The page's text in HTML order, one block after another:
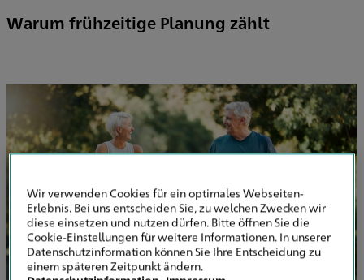
Warum frühzeitige Planung zählt
Wir verwenden Cookies für ein optimales Webseiten-
Erlebnis. Bei uns entscheiden Sie, zu welchen Zwecken wir
diese einsetzen und nutzen dürfen. Bitte öffnen Sie die
Cookie-Einstellungen für weitere Informationen. In unserer
Datenschutzinformation können Sie Ihre Entscheidung zu
einem späteren Zeitpunkt ändern.